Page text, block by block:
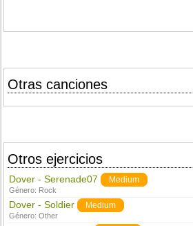
Otras canciones
Otros ejercicios
Dover - Serenade07 Medium
Género: Rock
Dover - Soldier Medium
Género:Other